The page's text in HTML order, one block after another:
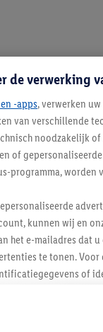
de verwerking
-apps, verwerken
van verschillende
noodzakelijk
of
programma,
kunnen wij en
het e-mailadres dat
te tonen.
of
in het
het product in